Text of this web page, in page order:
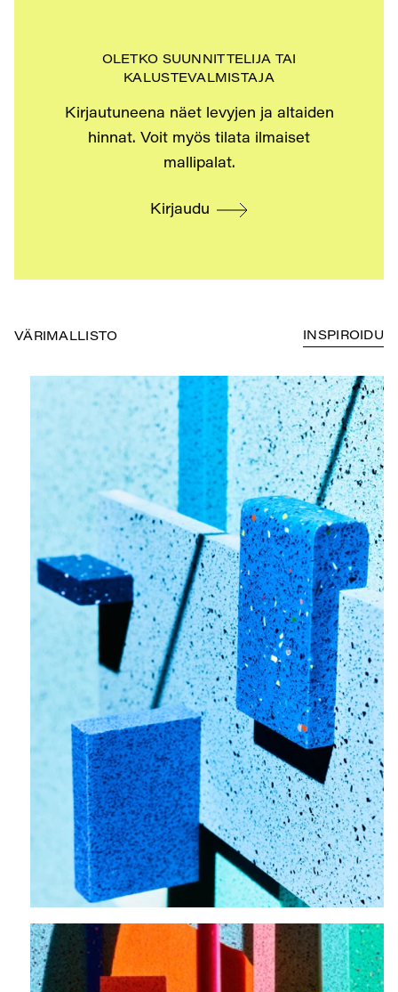
OLETKO SUUNNITTELIJA TAI
KALUSTEVALMISTAJA
Kirjautuneena näet levyjen ja altaiden
hinnat. Voit myös tilata ilmaiset
mallipalat.
Kirjaudu
VÄRIMALLISTO INSPIROIDU